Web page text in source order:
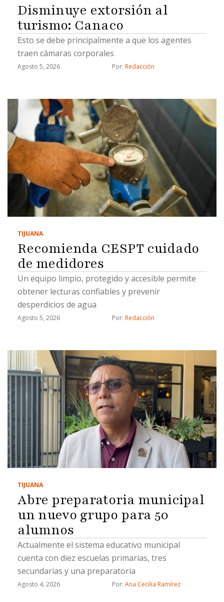
Disminuye extorsión al
turismo: Canaco
Esto se debe principalmente a que los agentes
traen cámaras corporales
Agosto 5, 2026 Por: Redacción
TIJUANA
Recomienda CESPT cuidado
de medidores
Un equipo limpio, protegido y accesible permite
obtener lecturas confiables y prevenir
desperdicios de agua
Agosto 5, 2026 Por: Redacción
TIJUANA
Abre preparatoria municipal
un nuevo grupo para 50
alumnos
Actualmente el sistema educativo municipal
cuenta con diez escuelas primarias, tres
secundarias y una preparatoria
Agosto 4, 2026 Por: Ana Cecilia Ramírez